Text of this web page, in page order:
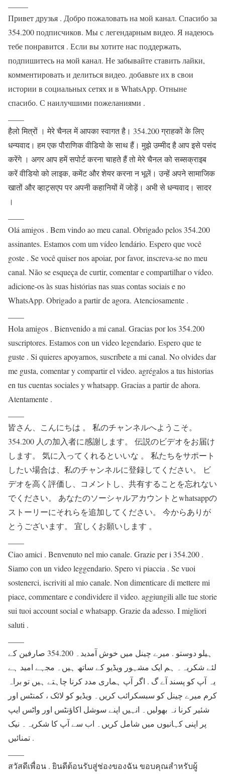
Привет друзья . Добро пожаловать на мой канал. Спасибо за
354.200 подписчиков. Мы с легендарным видео. Я надеюсь
тебе понравится . Если вы хотите нас поддержать,
подпишитесь на мой канал. Не забывайте ставить лайки,
комментировать и делиться видео. добавьте их в свои
истории в социальных сетях и в WhatsApp. Отныне
спасибо. С наилучшими пожеланиями .
हैलो मित्रों । मेरे चैनल में आपका स्वागत है। 354.200 ग्राहकों के लिए
धन्यवाद। हम एक पौराणिक वीडियो के साथ हैं। मुझे उम्मीद है आप इसे पसंद
करेंगे । अगर आप हमें सपोर्ट करना चाहते हैं तो मेरे चैनल को सब्सक्राइब
करें वीडियो को लाइक, कमेंट और शेयर करना न भूलें। उन्हें अपने सामाजिक
खातों और व्हाट्सएप पर अपनी कहानियों में जोड़ें। अभी से धन्यवाद। सादर
।
Olá amigos . Bem vindo ao meu canal. Obrigado pelos 354.200
assinantes. Estamos com um vídeo lendário. Espero que você
goste . Se você quiser nos apoiar, por favor, inscreva-se no meu
canal. Não se esqueça de curtir, comentar e compartilhar o vídeo.
adicione-os às suas histórias nas suas contas sociais e no
WhatsApp. Obrigado a partir de agora. Atenciosamente .
Hola amigos . Bienvenido a mi canal. Gracias por los 354.200
suscriptores. Estamos con un video legendario. Espero que te
guste . Si quieres apoyarnos, suscríbete a mi canal. No olvides dar
me gusta, comentar y compartir el video. agrégalos a tus historias
en tus cuentas sociales y whatsapp. Gracias a partir de ahora.
Atentamente .
皆さん、こんにちは 。 私のチャンネルへようこそ。
354.200 人の加入者に感謝します。 伝説のビデオをお届け
します。 気に入ってくれるといいな 。 私たちをサポート
したい場合は、私のチャンネルに登録してください。 ビ
デオを高く評価し、コメントし、共有することを忘れない
でください。 あなたのソーシャルアカウントとwhatsappの
ストーリーにそれらを追加してください。 今からありが
とうございます。 宜しくお願いします 。
Ciao amici . Benvenuto nel mio canale. Grazie per i 354.200 .
Siamo con un video leggendario. Spero vi piaccia . Se vuoi
sostenerci, iscriviti al mio canale. Non dimenticare di mettere mi
piace, commentare e condividere il video. aggiungili alle tue storie
sui tuoi account social e whatsapp. Grazie da adesso. I migliori
saluti .
ہیلو دوستو . میرے چینل میں خوش آمدید۔ 354.200 صارفین کے
لئے شکریہ۔ ہم ایک مشہور ویڈیو کے ساتھ ہیں۔ مجہے امید ہے
یہ آپ کو پسند آے گ . اگر آپ ہماری مدد کرنا چاہتے ہیں تو براہ
کرم میرے چینل کو سبسکرائب کریں۔ ویڈیو کو لائک ، کمنٹس اور
شئیر کرنا نہ بھولیں۔ انہیں اپنے سوشل اکاؤنٹس اور واٹس ایپ
پر اپنی کہانیوں میں شامل کریں۔ اب سے آپ کا شکریہ۔ نیک
تمنائیں .
สวัสดีเพื่อน . ยินดีต้อนรับสู่ช่องของฉัน ขอบคุณสำหรับผู้